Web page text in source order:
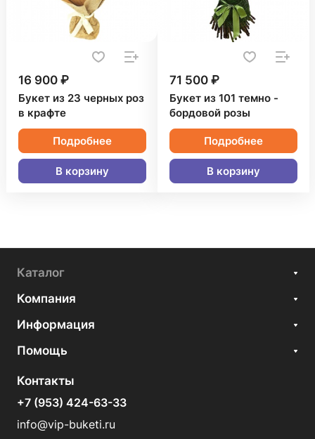
16 900 ₽
Букет из 23 черных роз
в крафте
Подробнее
В корзину
71 500 ₽
Букет из 101 темно -
бордовой розы
Подробнее
В корзину
Каталог
Компания
Информация
Помощь
Контакты
+7 (953) 424-63-33
info@vip-buketi.ru